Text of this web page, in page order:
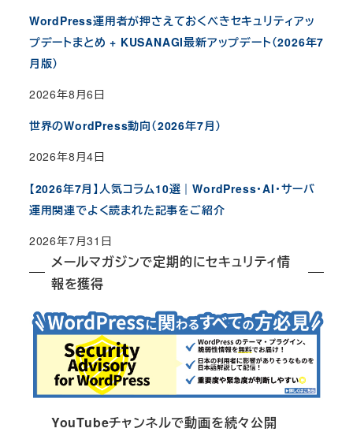
WordPress運用者が押さえておくべきセキュリティアッ
プデートまとめ + KUSANAGI最新アップデート（2026年7
月版）
2026年8月6日
世界のWordPress動向（2026年7月）
2026年8月4日
【2026年7月】人気コラム10選｜WordPress・AI・サーバ
運用関連でよく読まれた記事をご紹介
2026年7月31日
メールマガジンで定期的にセキュリティ情
報を獲得
YouTubeチャンネルで動画を続々公開